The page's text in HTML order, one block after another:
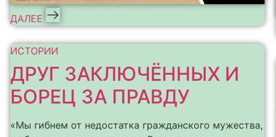
ДАЛЕЕ
ИСТОРИИ
ДРУГ ЗАКЛЮЧЁННЫХ И
БОРЕЦ ЗА ПРАВДУ
«Мы гибнем от недостатка гражданского мужества,